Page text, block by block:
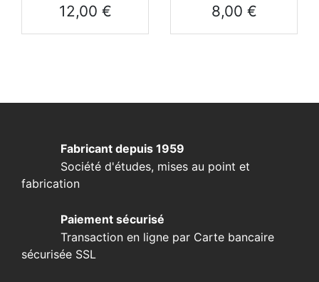
Prix
12,00 € Prix
8,00 €
Fabricant depuis 1959
Société d'études, mises au point et
fabrication
Paiement sécurisé
Transaction en ligne par Carte bancaire
sécurisée SSL